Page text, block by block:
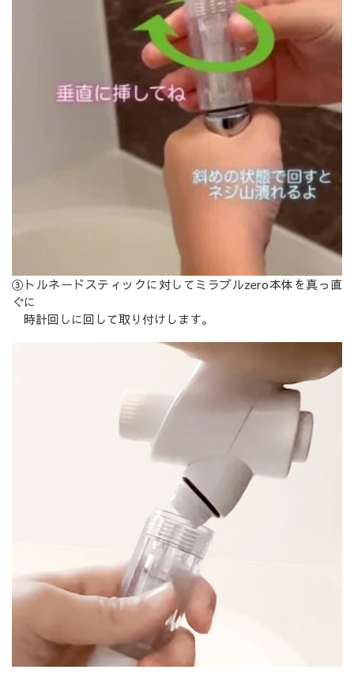
③トルネードスティックに対してミラブルzero本体を真っ直
ぐに
時計回しに回して取り付けします。